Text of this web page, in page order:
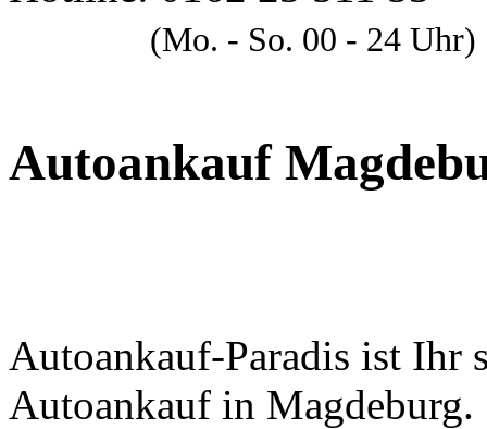
(Mo. - So. 00 - 24 Uhr)
Autoankauf
Autoankauf-Paradis ist Ihr
Autoankauf in Magdeburg.